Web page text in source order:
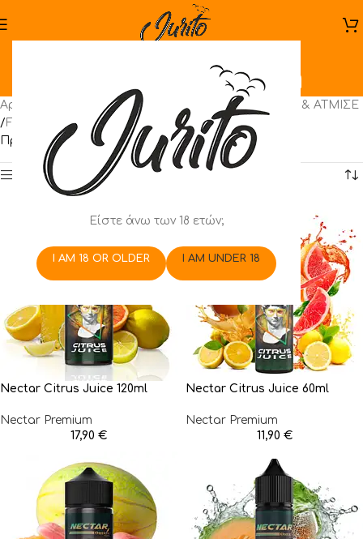
Είστε άνω των 18 ετών;
I AM 18 OR OLDER I AM UNDER 18
Nectar Premium
Αρχική σελίδα Ηλεκτρονικό Τσιγάρο
ΑΝΑΚΑΤΕΨΕ & ΑΤΜΙΣΕ
/Flavor Shots Omerta/Nectar Premium
Προβάλλονται όλα - 8 αποτελέσματα
Show sidebar
Nectar Citrus Juice 120ml
Nectar Premium
17,90 €
Nectar Citrus Juice 60ml
Nectar Premium
11,90 €